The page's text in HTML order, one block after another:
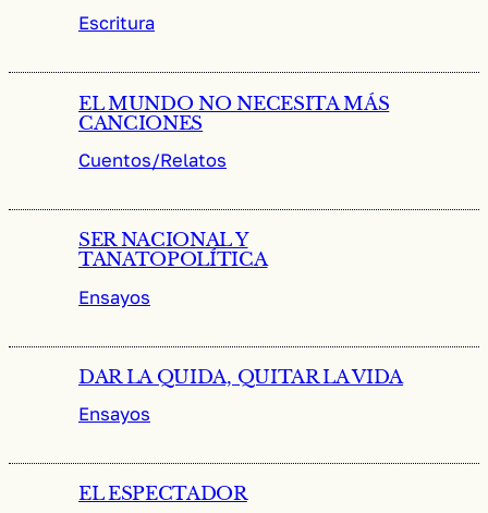
Escritura
EL MUNDO NO NECESITA MÁS
CANCIONES
Cuentos/Relatos
SER NACIONAL Y
TANATOPOLÍTICA
Ensayos
DAR LA QUIDA, QUITAR LA VIDA
Ensayos
EL ESPECTADOR